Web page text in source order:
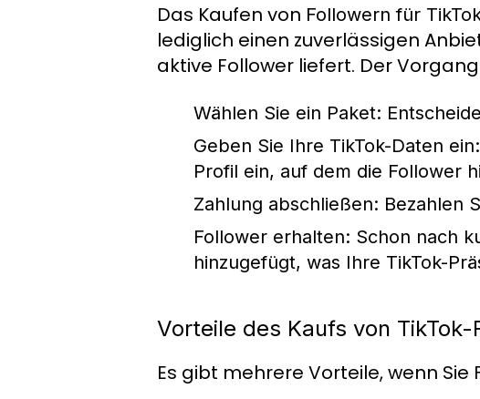
Das Kaufen von Followern für
lediglich einen zuverlässigen
aktive Follower liefert. Der
Wählen Sie ein Paket:
Geben Sie Ihre TikTok-Daten ein:
Profil ein, auf dem die Follower
Zahlung abschließen: Bezahlen
Follower erhalten: Schon nach
hinzugefügt, was Ihre TikTok-
Vorteile des Kaufs von TikTok-
Es gibt mehrere Vorteile, wenn Sie